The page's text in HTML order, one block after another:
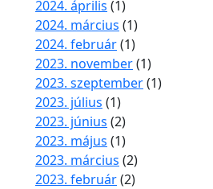
2024. április (1)
2024. március (1)
2024. február(1)
2023. november(1)
2023. szeptember(1)
2023. július (1)
2023. június (2)
2023. május (1)
2023. március (2)
2023. február(2)